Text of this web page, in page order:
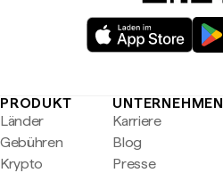
PRODUKT
Länder
Gebühren
Krypto
UNTERNEHMEN
Karriere
Blog
Presse